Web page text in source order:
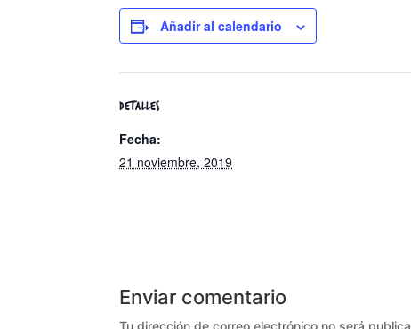
Añadir al calendario
DETALLES
Fecha:
21 noviembre, 2019
Enviar comentario
Tu dirección de correo electrónico no será